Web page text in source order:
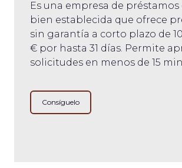
Es una empresa de préstamos
bien establecida que ofrece
sin garantía a corto plazo de
€ por hasta 31 días. Permite
solicitudes en menos de 15
Consíguelo